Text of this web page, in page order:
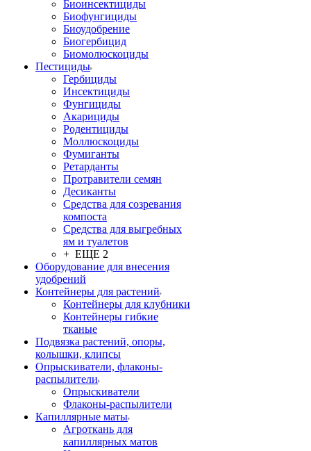
Биоинсектициды
Биофунгициды
Биоудобрение
Биогербицид
Биомолюскоциды
Пестициды
Гербициды
Инсектициды
Фунгициды
Акарициды
Родентициды
Моллюскоциды
Фумиганты
Ретарданты
Протравители семян
Десиканты
Средства для созревания
компоста
Средства для выгребных
ям и туалетов
+ ЕЩЕ 2
Оборудование для внесения
удобрений
Контейнеры для растений
Контейнеры для клубники
Контейнеры гибкие
тканые
Подвязка растений, опоры,
колышки, клипсы
Опрыскиватели, флаконы-
распылители
Опрыскиватели
Флаконы-распылители
Капиллярные маты
Агроткань для
капиллярных матов